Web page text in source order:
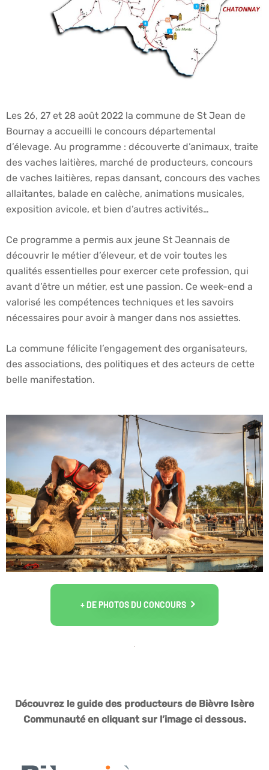
Les 26, 27 et 28 août 2022 la commune de St Jean de
Bournay a accueilli le concours départemental
d’élevage. Au programme : découverte d’animaux, traite
des vaches laitières, marché de producteurs, concours
de vaches laitières, repas dansant, concours des vaches
allaitantes, balade en calèche, animations musicales,
exposition avicole, et bien d’autres activités…
Ce programme a permis aux jeune St Jeannais de
découvrir le métier d’éleveur, et de voir toutes les
qualités essentielles pour exercer cete profession, qui
avant d’être un métier, est une passion. Ce week-end a
valorisé les compétences techniques et les savoirs
nécessaires pour avoir à manger dans nos assiettes.
La commune félicite l’engagement des organisateurs,
des associations, des politiques et des acteurs de cette
belle manifestation.
+ DE PHOTOS DU CONCOURS
Découvrez le guide des producteurs de Bièvre Isère
Communauté en cliquant sur l’image ci dessous.